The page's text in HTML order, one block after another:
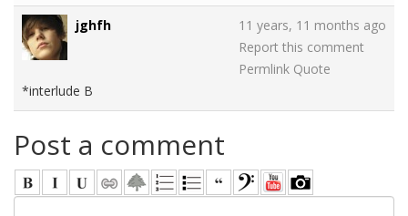
jghfh
11 years, 11 months ago
Report this comment
Permlink Quote
*interlude B
Post a comment